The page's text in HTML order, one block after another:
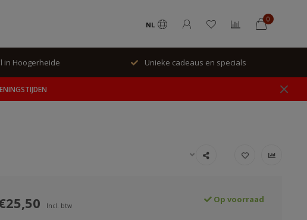
NL
0
in Hoogerheide Unieke cadeaus en specials
Incl. btw
Op voorraad